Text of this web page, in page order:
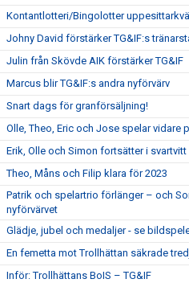
Kontantlotteri/Bingolotter
Johny David förstärker TG&IF:s
Julin från Skövde AIK förstärker TG&IF
Marcus blir TG&IF:s andra nyförvärv
Snart dags för granförsäljning!
Olle, Theo, Eric och Jose spelar vidare
Erik, Olle och Simon fortsätter i svartvitt
Theo, Måns och Filip klara för 2023
Patrik och spelartrio förlänger – och
nyförvärvet
Glädje, jubel och medaljer - se
En femetta mot Trollhättan säkrade
Inför: Trollhättans BoIS – TG&IF